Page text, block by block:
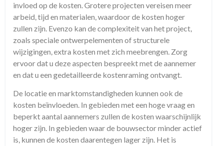
invloed op de kosten. Grotere projecten vereisen meer
arbeid, tijd en materialen, waardoor de kosten hoger
zullen zijn. Evenzo kan de complexiteit van het project,
zoals speciale ontwerpelementen of structurele
wijzigingen, extra kosten met zich meebrengen. Zorg
ervoor dat u deze aspecten bespreekt met de aannemer
en dat u een gedetailleerde kostenraming ontvangt.
De locatie en marktomstandigheden kunnen ook de
kosten beïnvloeden. In gebieden met een hoge vraag en
beperkt aantal aannemers zullen de kosten waarschijnlijk
hoger zijn. In gebieden waar de bouwsector minder actief
is, kunnen de kosten daarentegen lager zijn. Het is